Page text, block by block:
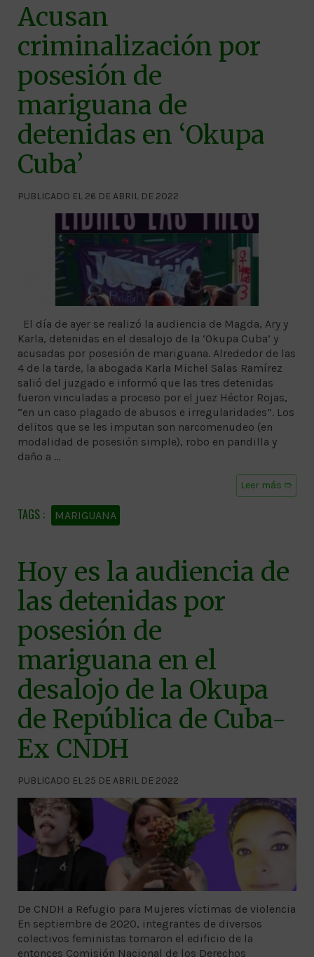
Acusan
criminalización por
posesión de
mariguana de
detenidas en ‘Okupa
Cuba’
PUBLICADO EL 26 DE ABRIL DE 2022
El día de ayer se realizó la audiencia de Magda, Ary y
Karla, detenidas en el desalojo de la ‘Okupa Cuba’ y
acusadas por posesión de mariguana. Alrededor de las
4 de la tarde, la abogada Karla Michel Salas Ramírez
salió del juzgado e informó que las tres detenidas
fueron vinculadas a proceso por el juez Héctor Rojas,
“en un caso plagado de abusos e irregularidades”. Los
delitos que se les imputan son narcomenudeo (en
modalidad de posesión simple), robo en pandilla y
daño a …
Leer más ➱
MARIGUANA
Hoy es la audiencia de
las detenidas por
posesión de
mariguana en el
desalojo de la Okupa
de República de Cuba-
Ex CNDH
PUBLICADO EL 25 DE ABRIL DE 2022
De CNDH a Refugio para Mujeres víctimas de violencia
En septiembre de 2020, integrantes de diversos
colectivos feministas tomaron el edificio de la
entonces Comisión Nacional de los Derechos